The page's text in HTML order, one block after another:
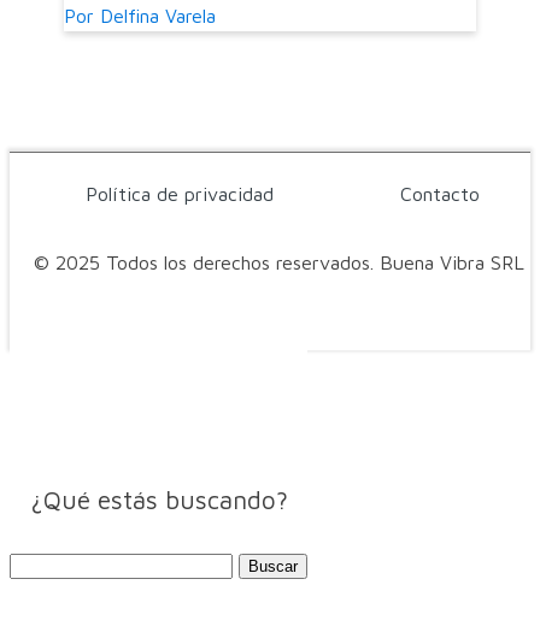
Por Delfina Varela
© 2025 Todos los derechos reservados. Buena Vibra SRL
Política de privacidad Contacto
¿Qué estás buscando?